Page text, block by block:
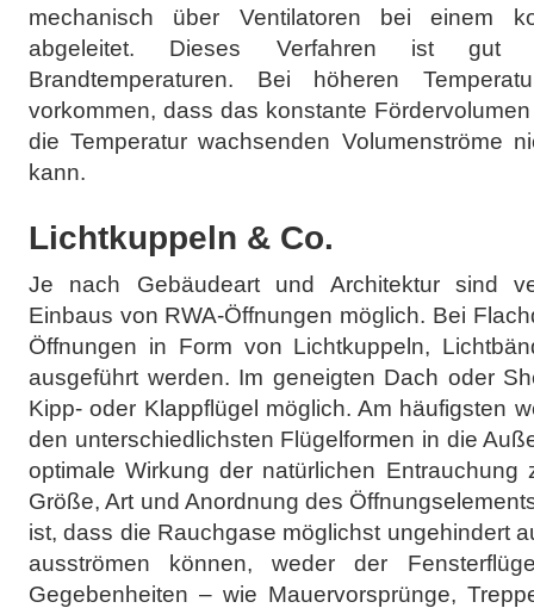
mechanisch über Ventilatoren bei einem
abgeleitet. Dieses Verfahren ist gut
Brandtemperaturen. Bei höheren
vorkommen, dass das konstante
die Temperatur wachsenden Volumenströme
kann.
Lichtkuppeln & Co.
Je nach Gebäudeart und Architektur sind
Einbaus von RWA-Öffnungen möglich. Bei
Öffnungen in Form von Lichtkuppeln,
ausgeführt werden. Im geneigten Dach oder
Kipp- oder Klappflügel möglich. Am häufigsten
den unterschiedlichsten Flügelformen in die
optimale Wirkung der natürlichen Entrauchung
Größe, Art und Anordnung des
ist, dass die Rauchgase möglichst ungehindert
ausströmen können, weder der
Gegebenheiten – wie Mauervorsprünge,